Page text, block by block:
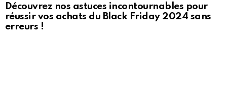
Découvrez nos astuces incontournables pour
réussir vos achats du Black Friday 2024 sans
erreurs !